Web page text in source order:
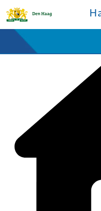
Bronnen en collecties